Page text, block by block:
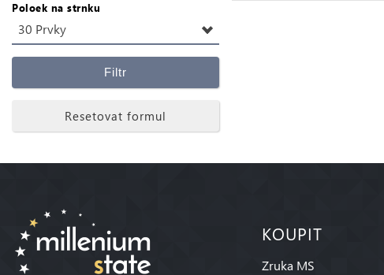
Poloek na strnku
30 Prvky
Filtr
Resetovat formul
KOUPIT
Zruka MS